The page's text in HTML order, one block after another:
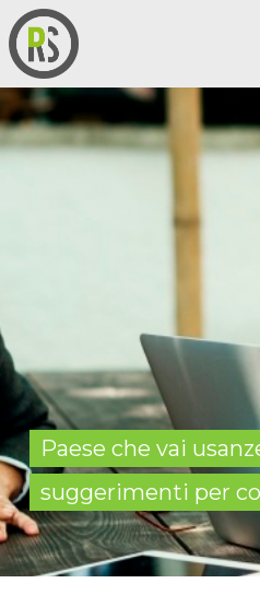
Paese che vai
suggerimenti per